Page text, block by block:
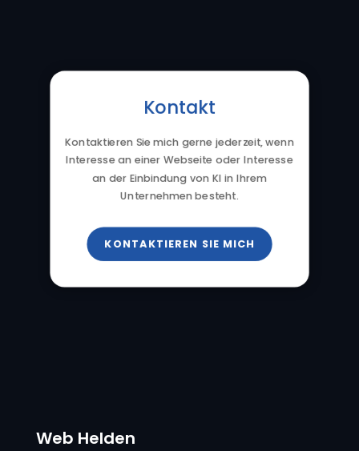
Kontakt
Kontaktieren Sie mich gerne jederzeit, wenn
Interesse an einer Webseite oder Interesse
an der Einbindung von KI in Ihrem
Unternehmen besteht.
KONTAKTIEREN SIE MICH
Web Helden